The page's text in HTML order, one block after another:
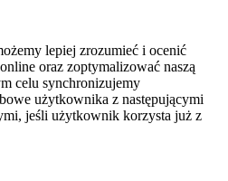
lepiej zrozumieć i ocenić
oraz zoptymalizować naszą
celu synchronizujemy
użytkownika z następującymi
jeśli użytkownik korzysta już z